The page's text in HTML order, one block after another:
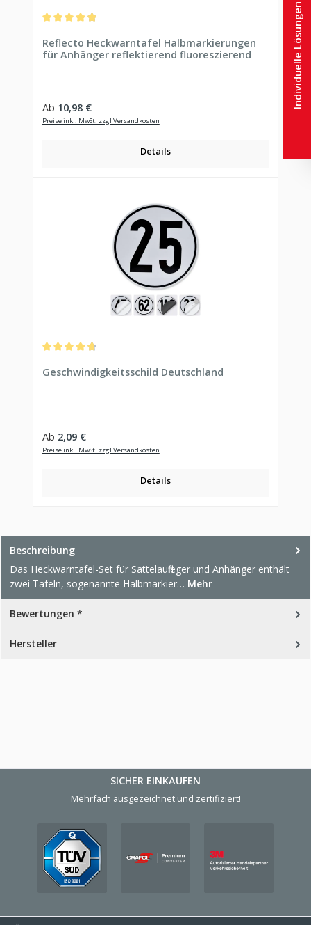
Reflecto Heckwarntafel Halbmarkierungen
für Anhänger reflektierend fluoreszierend
Regulärer Preis:
Ab 10,98 €
Preise inkl. MwSt. zzgl Versandkosten
Details
Geschwindigkeitsschild Deutschland
Regulärer Preis:
Ab 2,09 €
Preise inkl. MwSt. zzgl Versandkosten
Details
Beschreibung
Das Heckwarntafel-Set für Sattelauflieger und Anhänger enthält
zwei Tafeln, sogenannte Halbmarkier… Mehr
Bewertungen *
Hersteller
SICHER EINKAUFEN
Mehrfach ausgezeichnet und zertifiziert!
Individuelle Lösungen